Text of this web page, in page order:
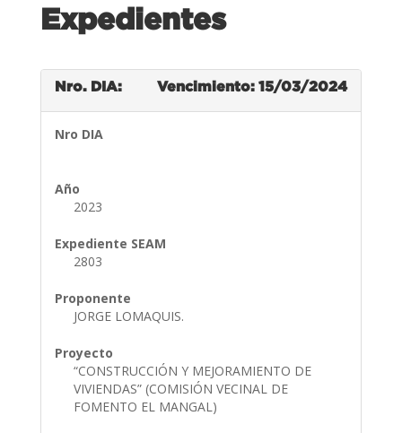
Expedientes
Nro. DIA: Vencimiento: 15/03/2024
Nro DIA
Año
2023
Expediente SEAM
2803
Proponente
JORGE LOMAQUIS.
Proyecto
“CONSTRUCCIÓN Y MEJORAMIENTO DE
VIVIENDAS” (COMISIÓN VECINAL DE
FOMENTO EL MANGAL)